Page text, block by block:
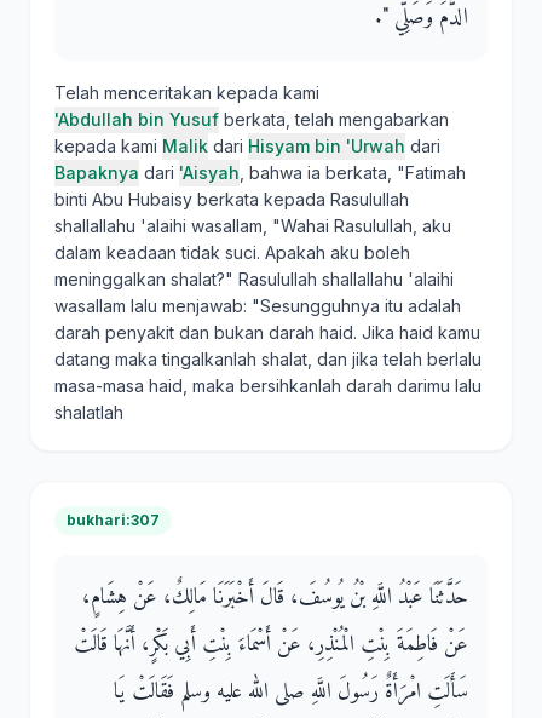
الدَّمَ وَصَلِّي ‏"‏‏.‏
Telah menceritakan kepada kami
'Abdullah bin Yusuf berkata, telah mengabarkan
kepada kami Malik dari Hisyam bin 'Urwah dari
Bapaknya dari 'Aisyah , bahwa ia berkata, "Fatimah
binti Abu Hubaisy berkata kepada Rasulullah
shallallahu 'alaihi wasallam, "Wahai Rasulullah, aku
dalam keadaan tidak suci. Apakah aku boleh
meninggalkan shalat?" Rasulullah shallallahu 'alaihi
wasallam lalu menjawab: "Sesungguhnya itu adalah
darah penyakit dan bukan darah haid. Jika haid kamu
datang maka tingalkanlah shalat, dan jika telah berlalu
masa-masa haid, maka bersihkanlah darah darimu lalu
shalatlah
bukhari:307
حَدَّثَنَا عَبْدُ اللَّهِ بْنُ يُوسُفَ، قَالَ أَخْبَرَنَا مَالِكٌ، عَنْ هِشَامٍ،
عَنْ فَاطِمَةَ بِنْتِ الْمُنْذِرِ، عَنْ أَسْمَاءَ بِنْتِ أَبِي بَكْرٍ، أَنَّهَا قَالَتْ
سَأَلَتِ امْرَأَةٌ رَسُولَ اللَّهِ صلى الله عليه وسلم فَقَالَتْ يَا